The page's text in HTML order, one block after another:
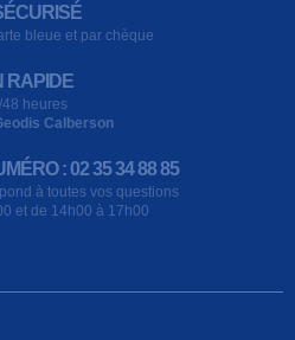
bleue et par chèque
RAPIDE
heures
Calberson
: 02 35 34 88 85
à toutes vos questions
et de 14h00 à 17h00